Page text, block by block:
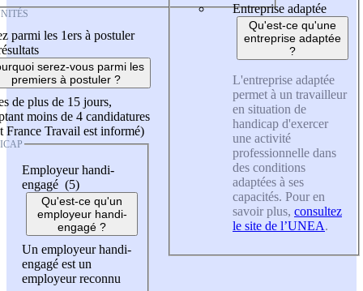
parmi les 1ers à postuler
serez-vous parmi les
premiers à postuler ?
de plus de 15 jours,
moins de 4 candidatures
France Travail est informé)
Employeur handi-
engagé (5)
Qu'est-ce qu'un
employeur handi-
engagé ?
Un employeur handi-
engagé est un
employeur reconnu
Entreprise adaptée
Qu'est-ce qu'une
entreprise adaptée
?
L'entreprise adaptée
permet à un travailleur
en situation de
handicap d'exercer
une activité
professionnelle dans
des conditions
adaptées à ses
capacités. Pour en
savoir plus, consultez
le site de l’UNEA.